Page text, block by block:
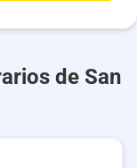
de San